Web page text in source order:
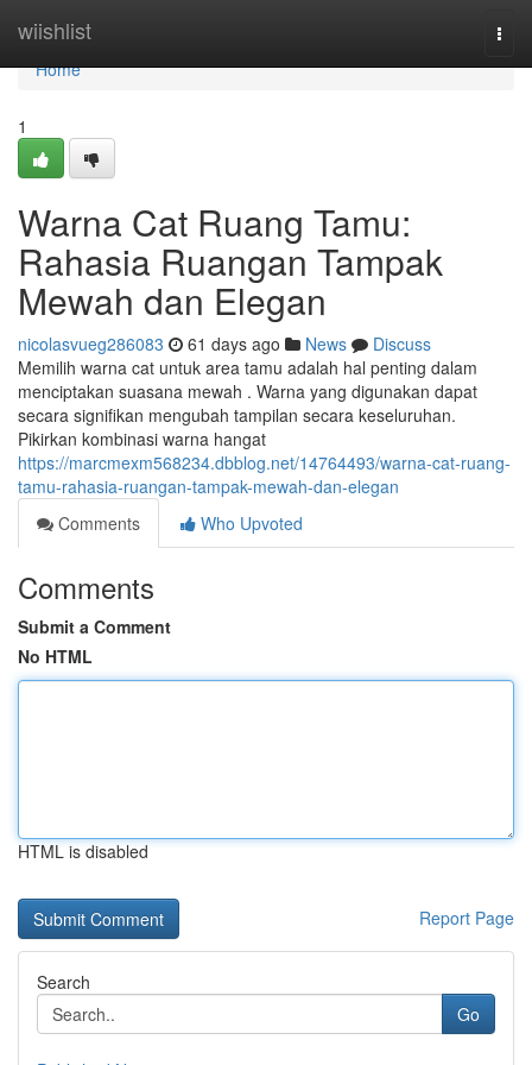
wiishlist
Home
Home
1
Warna Cat Ruang Tamu:
Rahasia Ruangan Tampak
Mewah dan Elegan
nicolasvueg286083 61 days ago News
Discuss
Memilih warna cat untuk area tamu adalah hal penting dalam
menciptakan suasana mewah . Warna yang digunakan dapat
secara signifikan mengubah tampilan secara keseluruhan.
Pikirkan kombinasi warna hangat
https://marcmexm568234.dbblog.net/14764493/warna-cat-ruang-
tamu-rahasia-ruangan-tampak-mewah-dan-elegan
Comments
Who Upvoted
Comments
Submit a Comment
No HTML
HTML is disabled
Report Page
Search
Go